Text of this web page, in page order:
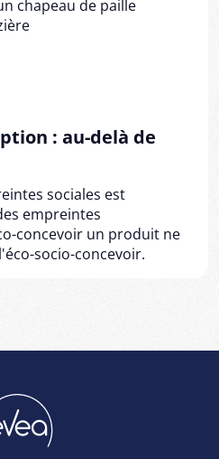
: au-delà de
sociales est
empreintes
concevoir un produit ne
socio-concevoir.